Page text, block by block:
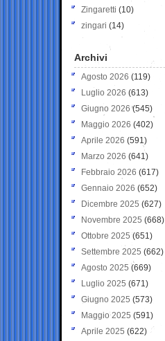
Zingaretti (10)
zingari (14)
Archivi
Agosto 2026 (119)
Luglio 2026 (613)
Giugno 2026 (545)
Maggio 2026 (402)
Aprile 2026 (591)
Marzo 2026 (641)
Febbraio 2026 (617)
Gennaio 2026 (652)
Dicembre 2025 (627)
Novembre 2025 (668)
Ottobre 2025 (651)
Settembre 2025 (662)
Agosto 2025 (669)
Luglio 2025 (671)
Giugno 2025 (573)
Maggio 2025 (591)
Aprile 2025 (622)